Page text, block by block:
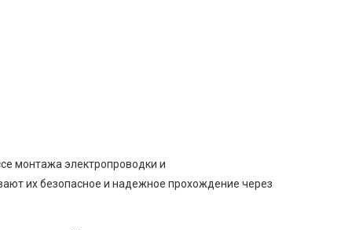
монтажа электропроводки и
их безопасное и надежное прохождение через